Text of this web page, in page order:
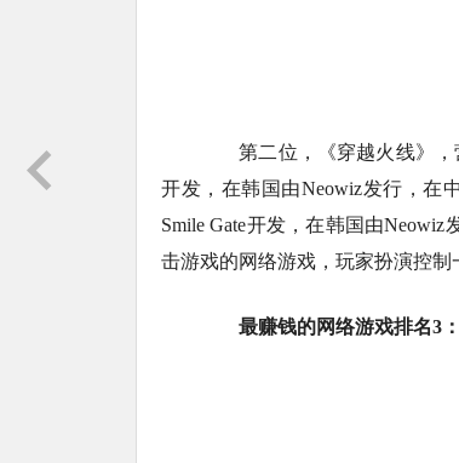
第二位，《穿越火线》，营
开发，在韩国由Neowiz发行，在
Smile Gate开发，在韩国由
击游戏的网络游戏，玩家扮演控制
最赚钱的网络游戏排名3：